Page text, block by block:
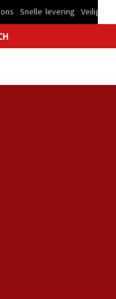
Snelle levering Veilig betalen